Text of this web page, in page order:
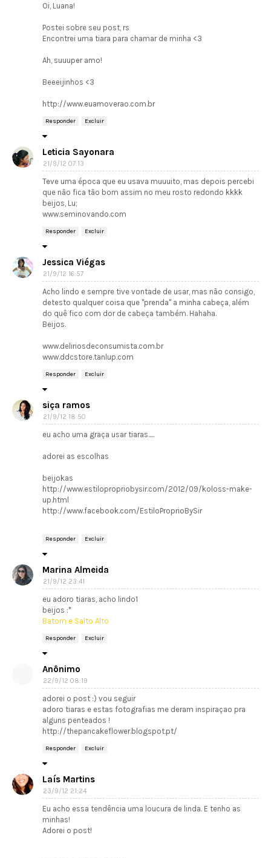
Oi, Luana!
Postei sobre seu post, rs
Encontrei uma tiara para chamar de minha <3
Ah, suuuper amo!
Beeeijinhos <3
http://www.euamoverao.com.br
Responder Excluir
Leticia Sayonara
21/9/12 07:13
Teve uma época que eu usava muuuito, mas depois percebi
que não fica tão bom assim no meu rosto redondo kkkk
beijos, Lu;
www.seminovando.com
Responder Excluir
Jessica Viégas
21/9/12 16:57
Acho lindo e sempre tive vontade de usar, mas não consigo,
detesto qualquer coisa que "prenda" a minha cabeça, além
do quê fico com dor de cabeça também. Hahaha.
Beijos.
www.deliriosdeconsumista.com.br
www.ddcstore.tanlup.com
Responder Excluir
siça ramos
21/9/12 18:50
eu acho uma graça usar tiaras.....
adorei as escolhas
beijokas
http://www.estilopropriobysir.com/2012/09/koloss-make-
up.html
http://www.facebook.com/EstiloProprioBySir
Responder Excluir
Marina Almeida
21/9/12 23:41
eu adoro tiaras, acho lindo1
beijos :*
Batom e Salto Alto
Responder Excluir
Anônimo
22/9/12 08:19
adorei o post :) vou seguir
adoro tiaras e estas fotografias me deram inspiraçao pra
alguns penteados !
http://thepancakeflower.blogspot.pt/
Responder Excluir
Laís Martins
23/9/12 21:24
Eu acho essa tendência uma loucura de linda. E tenho as
minhas!
Adorei o post!